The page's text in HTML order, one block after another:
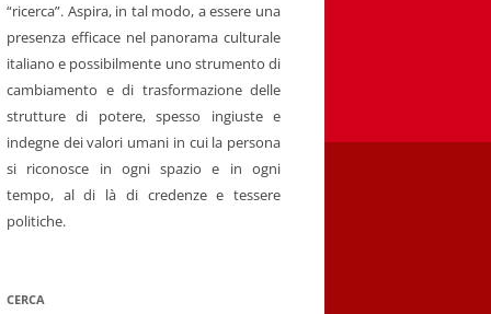
“ricerca”. Aspira, in tal modo, a essere una
presenza efficace nel panorama culturale
italiano e possibilmente uno strumento di
cambiamento e di trasformazione delle
strutture di potere, spesso ingiuste e
indegne dei valori umani in cui la persona
si riconosce in ogni spazio e in ogni
tempo, al di là di credenze e tessere
politiche.
CERCA